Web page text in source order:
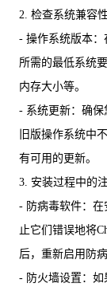
2. 检查系统兼容性
- 操作系统版本：
所需的最低系统
内存大小等。
- 系统更新：确
旧版操作系统中
有可用的更新。
3. 安装过程中的
- 防病毒软件：
止它们错误地将
后，重新启用防
- 防火墙设置：